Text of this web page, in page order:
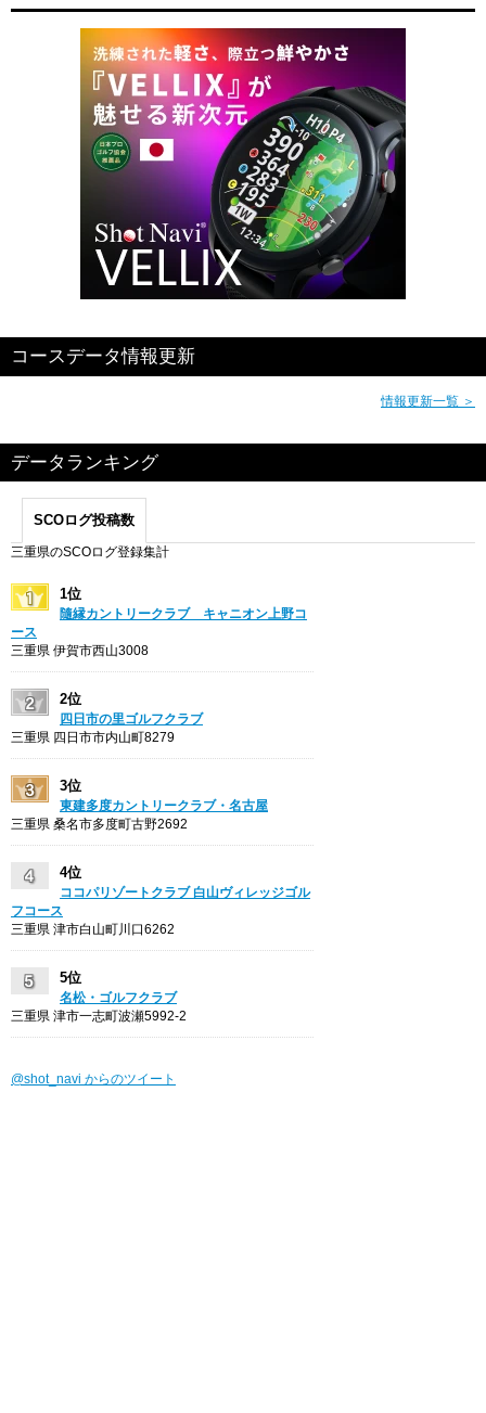
コースデータ情報更新
情報更新一覧 ＞
データランキング
SCOログ投稿数
三重県のSCOログ登録集計
1位
隨縁カントリークラブ キャニオン上野コ
ース
三重県 伊賀市西山3008
2位
四日市の里ゴルフクラブ
三重県 四日市市内山町8279
3位
東建多度カントリークラブ・名古屋
三重県 桑名市多度町古野2692
4位
ココパリゾートクラブ 白山ヴィレッジゴル
フコース
三重県 津市白山町川口6262
5位
名松・ゴルフクラブ
三重県 津市一志町波瀬5992-2
@shot_navi からのツイート